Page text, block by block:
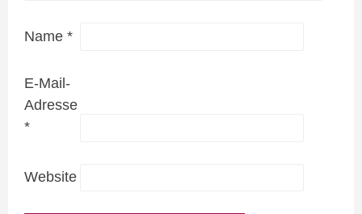
Name*
E-Mail-
Adresse
*
Website